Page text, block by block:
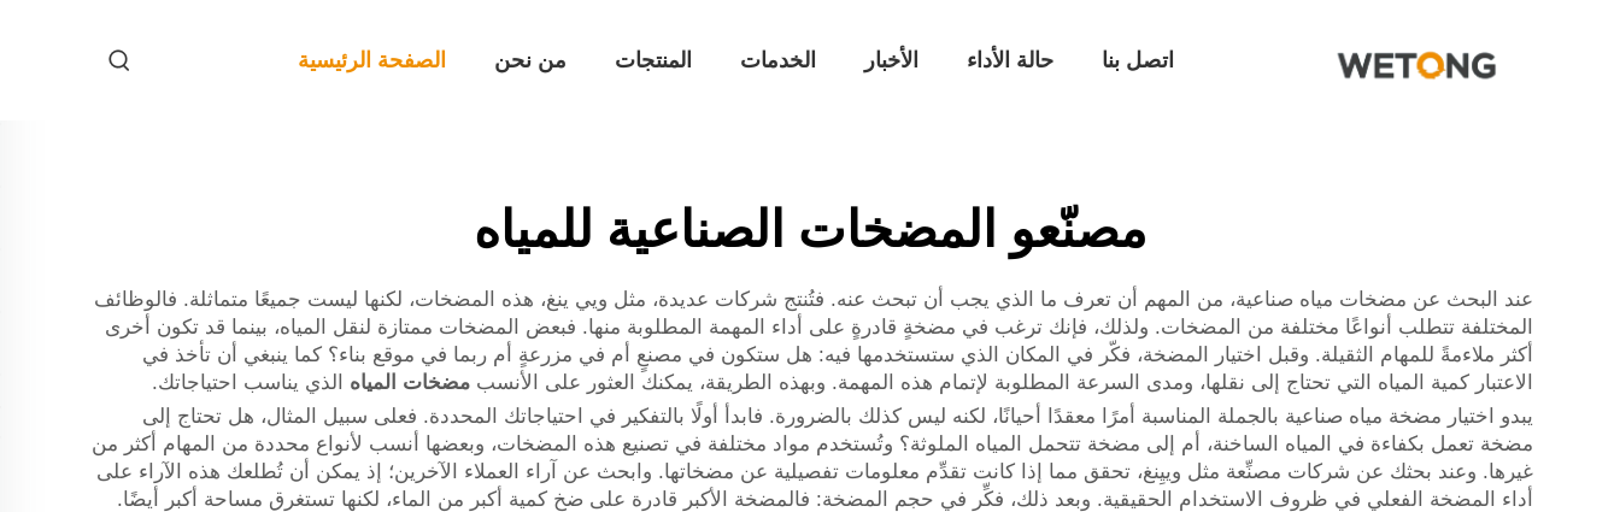
الصفحة الرئيسية من نحن المنتجات الخدمات الأخبار حالة الأداء اتصل بنا
مصنّعو المضخات الصناعية للمياه
عند البحث عن مضخات مياه صناعية، من المهم أن تعرف ما الذي يجب أن تبحث عنه. فتُنتج شركات عديدة، مثل ويي ينغ، هذه المضخات، لكنها ليست جميعًا متماثلة. فالوظائف
المختلفة تتطلب أنواعًا مختلفة من المضخات. ولذلك، فإنك ترغب في مضخةٍ قادرةٍ على أداء المهمة المطلوبة منها. فبعض المضخات ممتازة لنقل المياه، بينما قد تكون أخرى
أكثر ملاءمةً للمهام الثقيلة. وقبل اختيار المضخة، فكّر في المكان الذي ستستخدمها فيه: هل ستكون في مصنعٍ أم في مزرعةٍ أم ربما في موقع بناء؟ كما ينبغي أن تأخذ في
الاعتبار كمية المياه التي تحتاج إلى نقلها، ومدى السرعة المطلوبة لإتمام هذه المهمة. وبهذه الطريقة، يمكنك العثور على الأنسب مضخات المياه
الذي يناسب احتياجاتك.
يبدو اختيار مضخة مياه صناعية بالجملة المناسبة أمرًا معقدًا أحيانًا، لكنه ليس كذلك بالضرورة. فابدأ أولًا بالتفكير في احتياجاتك المحددة. فعلى سبيل المثال، هل تحتاج إلى
مضخة تعمل بكفاءة في المياه الساخنة، أم إلى مضخة تتحمل المياه الملوثة؟ وتُستخدم مواد مختلفة في تصنيع هذه المضخات، وبعضها أنسب لأنواع محددة من المهام أكثر من
غيرها. وعند بحثك عن شركات مصنِّعة مثل وييِنغ، تحقق مما إذا كانت تقدِّم معلومات تفصيلية عن مضخاتها. وابحث عن آراء العملاء الآخرين؛ إذ يمكن أن تُطلعك هذه الآراء على
أداء المضخة الفعلي في ظروف الاستخدام الحقيقية. وبعد ذلك، فكِّر في حجم المضخة: فالمضخة الأكبر قادرة على ضخ كمية أكبر من الماء، لكنها تستغرق مساحة أكبر أيضًا.